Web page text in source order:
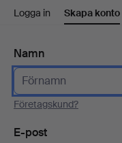
Logga in Skapa konto
Namn
Företagskund?
E-post